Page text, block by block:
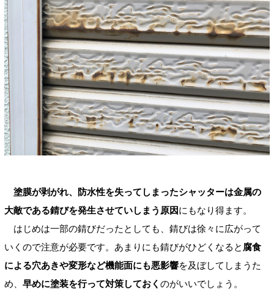
塗膜が剥がれ、防水性を失ってしまったシャッターは金属の
大敵である錆びを発生させていしまう原因にもなり得ます。
はじめは一部の錆びだったとしても、錆びは徐々に広がって
いくので注意が必要です。あまりにも錆びがひどくなると 腐食
による穴あきや変形など機能面にも悪影響を及ぼしてしまうた
め、 早めに塗装を行って対策しておく のがいいでしょう。